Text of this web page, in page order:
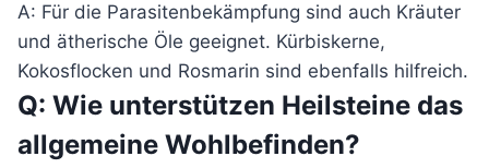
A: Für die Parasitenbekämpfung sind auch Kräuter
und ätherische Öle geeignet. Kürbiskerne,
Kokosflocken und Rosmarin sind ebenfalls hilfreich.
Q: Wie unterstützen Heilsteine das
allgemeine Wohlbefinden?